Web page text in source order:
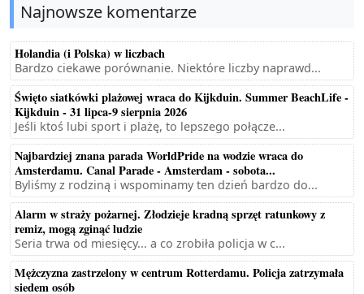
Najnowsze komentarze
Holandia (i Polska) w liczbach
Bardzo ciekawe porównanie. Niektóre liczby naprawd...
Święto siatkówki plażowej wraca do Kijkduin. Summer BeachLife -
Kijkduin - 31 lipca-9 sierpnia 2026
Jeśli ktoś lubi sport i plażę, to lepszego połącze...
Najbardziej znana parada WorldPride na wodzie wraca do
Amsterdamu. Canal Parade - Amsterdam - sobota...
Byliśmy z rodziną i wspominamy ten dzień bardzo do...
Alarm w straży pożarnej. Złodzieje kradną sprzęt ratunkowy z
remiz, mogą zginąć ludzie
Seria trwa od miesięcy... a co zrobiła policja w c...
Mężczyzna zastrzelony w centrum Rotterdamu. Policja zatrzymała
siedem osób